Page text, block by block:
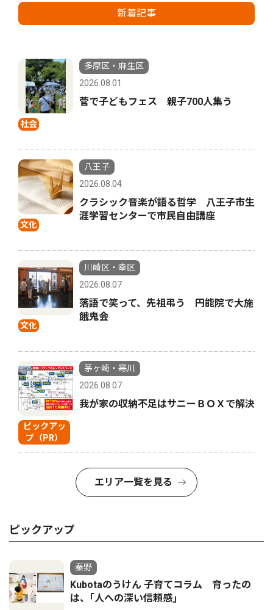
新着記事
社会
多摩区・麻生区
2026.08.01
菅で子どもフェス 親子700人集う
文化
八王子
2026.08.04
クラシック音楽が語る哲学 八王子市生
涯学習センターで市民自由講座
文化
川崎区・幸区
2026.08.07
落語で笑って、先祖弔う 円能院で大施
餓鬼会
ピックアッ
プ（PR）
茅ヶ崎・寒川
2026.08.07
我が家の収納不足はサニーＢＯＸで解決
エリア一覧を見る
ピックアップ
秦野
Kubotaのうけん 子育てコラム 育ったの
は、｢人への深い信頼感｣